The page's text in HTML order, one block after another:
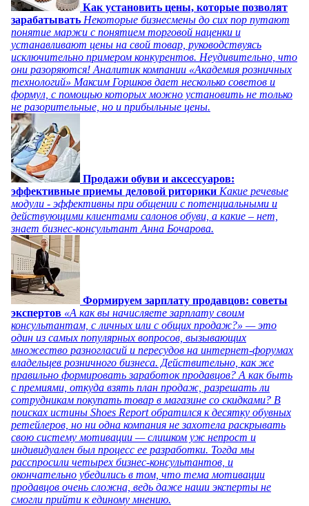
Как установить цены, которые позволят
зарабатывать Некоторые бизнесмены до сих пор путают
понятие маржи с понятием торговой наценки и
устанавливают цены на свой товар, руководствуясь
исключительно примером конкурентов. Неудивительно, что
они разоряются! Аналитик компании «Академия розничных
технологий» Максим Горшков дает несколько советов и
формул, с помощью которых можно установить не только
не разорительные, но и прибыльные цены.
Продажи обуви и аксессуаров:
эффективные приемы деловой риторики Какие речевые
модули - эффективны при общении с потенциальными и
действующими клиентами салонов обуви, а какие – нет,
знает бизнес-консультант Анна Бочарова.
Формируем зарплату продавцов: советы
экспертов «А как вы начисляете зарплату своим
консультантам, с личных или с общих продаж?» — это
один из самых популярных вопросов, вызывающих
множество разногласий и пересудов на интернет-форумах
владельцев розничного бизнеса. Действительно, как же
правильно формировать заработок продавцов? А как быть
с премиями, откуда взять план продаж, разрешать ли
сотрудникам покупать товар в магазине со скидками? В
поисках истины Shoes Report обратился к десятку обувных
ретейлеров, но ни одна компания не захотела раскрывать
свою систему мотивации — слишком уж непрост и
индивидуален был процесс ее разработки. Тогда мы
расспросили четырех бизнес-консультантов, и
окончательно убедились в том, что тема мотивации
продавцов очень сложна, ведь даже наши эксперты не
смогли прийти к единому мнению.